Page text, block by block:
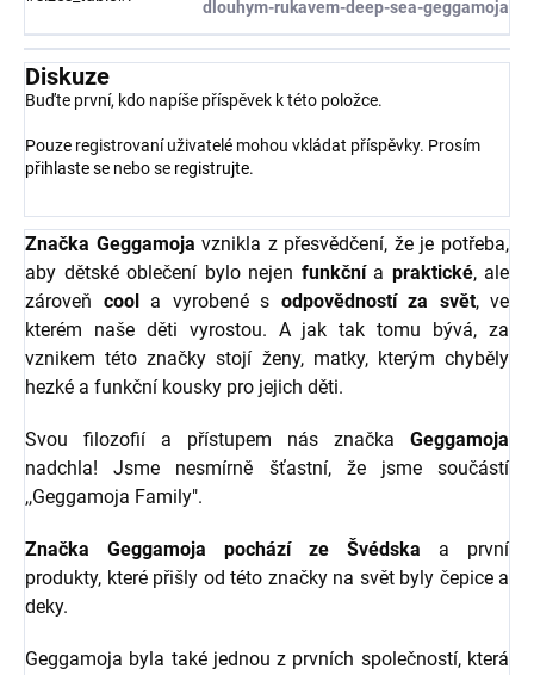
dlouhym-rukavem-deep-sea-geggamoja
Diskuze
Buďte první, kdo napíše příspěvek k této položce.
Pouze registrovaní uživatelé mohou vkládat příspěvky. Prosím
přihlaste se nebo se registrujte.
Značka Geggamoja vznikla z přesvědčení, že je potřeba,
aby dětské oblečení bylo nejen funkčnía praktické, ale
zároveň coola vyrobené s odpovědností za svět, ve
kterém naše děti vyrostou. A jak tak tomu bývá, za
vznikem této značky stojí ženy, matky, kterým chyběly
hezké a funkční kousky pro jejich děti.
Svou filozofií a přístupem nás značka Geggamoja
nadchla! Jsme nesmírně šťastní, že jsme součástí
,,Geggamoja Family".
Značka Geggamoja pochází ze Švédska a první
produkty, které přišly od této značky na svět byly čepice a
deky.
Geggamoja byla také jednou z prvních společností, která